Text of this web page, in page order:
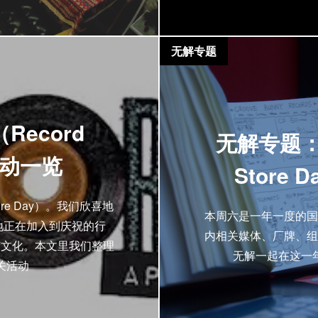
Record
一览
Day）。我们欣喜地
在加入到庆祝的行
化。本文里我们整理
活动
无解专题
Store
本周六是一年一度的
内相关媒体、厂牌、
无解一起在这一
无解专题